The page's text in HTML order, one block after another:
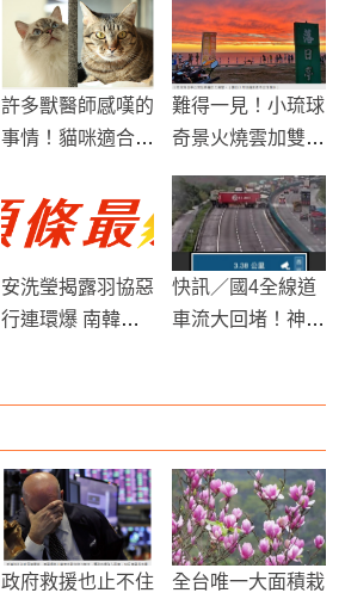
許多獸醫師感嘆的
事情！貓咪適合吃
人知道！
難得一見！小琉球
奇景火燒雲加雙彩
安洗瑩揭露羽協惡
行連環爆 南韓議
快訊／國4全線道
車流大回堵！神岡
政府救援也止不住
全台唯一大面積栽